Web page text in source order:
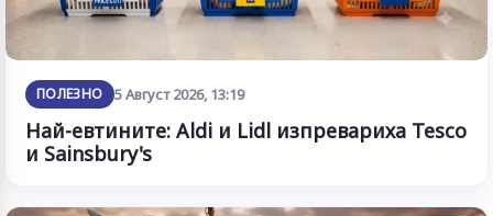
ПОЛЕЗНО 5 Август 2026, 13:19
Най-евтините: Aldi и Lidl изпревариха Tesco
и Sainsbury's